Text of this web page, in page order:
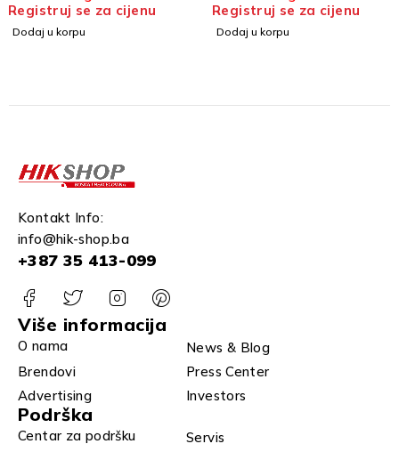
dodatak za optički ciljnik
Registruj se za cijenu
Dodaj u korpu
dodatak za optički ciljnik
Registruj se za cijenu
Dodaj u korpu
Kontakt Info:
info@hik-shop.ba
+387 35 413-099
Više informacija
O nama
News & Blog
Brendovi
Press Center
Advertising
Investors
Podrška
Centar za podršku
Servis